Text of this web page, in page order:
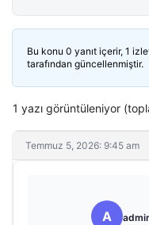
Bu konu 0 yanıt içerir, 1
tarafından güncellenmiştir.
1 yazı görüntüleniyor
Temmuz 5, 2026: 9:45 am
A